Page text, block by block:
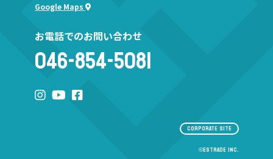
Google Maps
お電話でのお問い合わせ
046-854-5081
CORPORATE SITE
©︎ESTRADE INC.